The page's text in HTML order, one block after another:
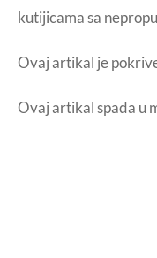
kutijicama sa
Ovaj artikal je
Ovaj artikal spada u